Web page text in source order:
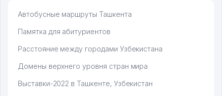
Автобусные маршруты Ташкента
Памятка для абитуриентов
Расстояние между городами Узбекистана
Домены верхнего уровня стран мира
Выставки-2022 в Ташкенте, Узбекистан